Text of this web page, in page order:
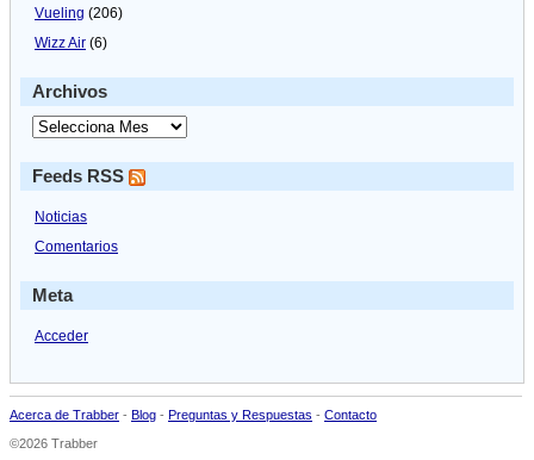
Vueling (206)
Wizz Air (6)
Archivos
Feeds RSS
Noticias
Comentarios
Meta
Acceder
Acerca de Trabber - Blog - Preguntas y Respuestas - Contacto
©2026 Trabber